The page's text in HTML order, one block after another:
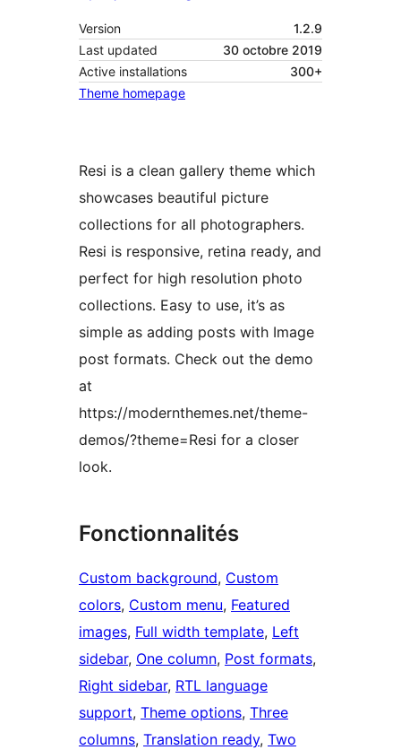
Version
1.2.9
Last updated
30 octobre 2019
Active installations
300+
Theme homepage
Resi is a clean gallery theme which
showcases beautiful picture
collections for all photographers.
Resi is responsive, retina ready, and
perfect for high resolution photo
collections. Easy to use, it’s as
simple as adding posts with Image
post formats. Check out the demo
at
https://modernthemes.net/theme-
demos/?theme=Resi for a closer
look.
Fonctionnalités
Custom background, Custom
colors, Custom menu, Featured
images, Full width template, Left
sidebar, One column, Post formats
Right sidebar, RTL language
support, Theme options, Three
columns, Translation ready, Two